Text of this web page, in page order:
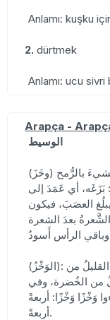
Anlamı: kuşku
2. dürtmek
Anlamı: ucu
Arapça -
الوسيط
(وخَزَ) فلانٌ-ِ (يَخِزُ) وَخْزًا: عَملَ. الوَجِيزَ. و- الشيءَ بالرُّمح
بَزَغَه، أي عَمَدَ إلى
العصَبَ، فيكون
بعدَ الشعرة
(الوَخْزُ): الوجَعُ. و- الطَّعنُ بسنِّ الرُّمح أَو الإِبرة. و- القليلُ من
من الخُضرة، وفي
وَخْزًا وَخْزًا: أربعةً
أربعةً.